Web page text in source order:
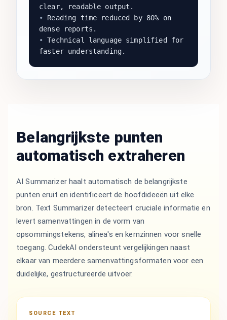
clear, readable output.
•
Reading time reduced by 80% on
dense reports.
•
Technical language simplified for
faster understanding.
SOURCE TEXT
Belangrijkste punten
automatisch extraheren
AI Summarizer haalt automatisch de belangrijkste
punten eruit en identificeert de hoofdideeën uit elke
bron. Text Summarizer detecteert cruciale informatie en
levert samenvattingen in de vorm van
opsommingstekens, alinea's en kernzinnen voor snelle
toegang. CudekAI ondersteunt vergelijkingen naast
elkaar van meerdere samenvattingsformaten voor een
duidelijke, gestructureerde uitvoer.